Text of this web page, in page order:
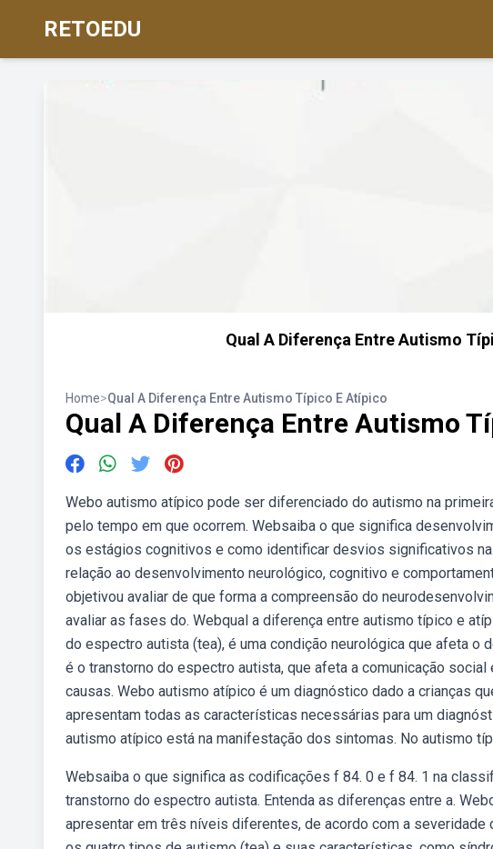
RETOEDU
Qual A Diferença Entre Autismo
Home>Qual A Diferença Entre Autismo Típico E Atípico
Qual A Diferença Entre Autismo
Webo autismo atípico pode ser diferenciado do autismo na
pelo tempo em que ocorrem. Websaiba o que significa
os estágios cognitivos e como identificar desvios significativos
relação ao desenvolvimento neurológico, cognitivo e
objetivou avaliar de que forma a compreensão do
avaliar as fases do. Webqual a diferença entre autismo típico e
do espectro autista (tea), é uma condição neurológica que afeta o
é o transtorno do espectro autista, que afeta a comunicação
causas. Webo autismo atípico é um diagnóstico dado a crianças
apresentam todas as características necessárias para um
autismo atípico está na manifestação dos sintomas. No autismo
Websaiba o que significa as codificações f 84. 0 e f 84. 1 na
transtorno do espectro autista. Entenda as diferenças entre a.
apresentar em três níveis diferentes, de acordo com a